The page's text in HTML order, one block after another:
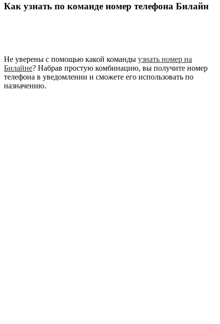
Как узнать по команде номер телефона Билайн
Не уверены с помощью какой команды узнать номер на
Билайне? Набрав простую комбинацию, вы получите номер
телефона в уведомлении и сможете его использовать по
назначению.